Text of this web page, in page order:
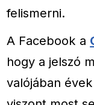
felismerni.
A Facebook a
hogy a jelszó
valójában